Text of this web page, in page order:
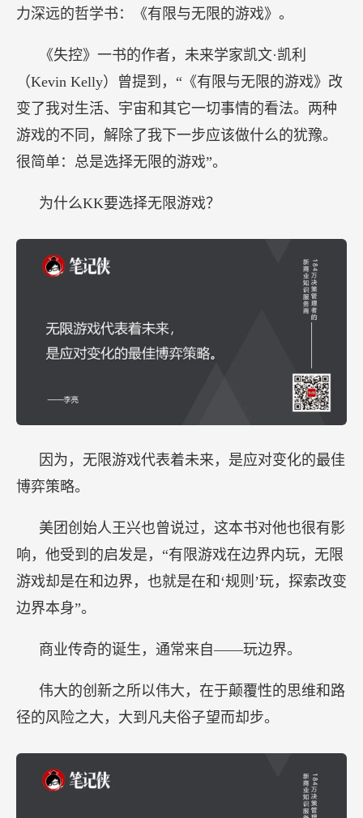
力深远的哲学书：《有限与无限的游戏》。
《失控》一书的作者，未来学家凯文·凯利
（Kevin Kelly）曾提到，“《有限与无限的游戏》改
变了我对生活、宇宙和其它一切事情的看法。两种
游戏的不同，解除了我下一步应该做什么的犹豫。
很简单：总是选择无限的游戏”。
为什么KK要选择无限游戏？
因为，无限游戏代表着未来，是应对变化的最佳
博弈策略。
美团创始人王兴也曾说过，这本书对他也很有影
响，他受到的启发是，“有限游戏在边界内玩，无限
游戏却是在和边界，也就是在和‘规则’玩，探索改变
边界本身”。
商业传奇的诞生，通常来自——玩边界。
伟大的创新之所以伟大，在于颠覆性的思维和路
径的风险之大，大到凡夫俗子望而却步。